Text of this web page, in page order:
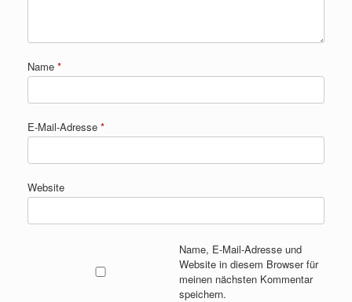
Name *
E-Mail-Adresse *
Website
Name, E-Mail-Adresse und
Website in diesem Browser für
meinen nächsten Kommentar
speichern.